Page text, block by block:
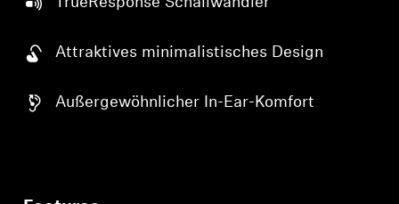
TrueResponse Schallwandler
Attraktives minimalistisches Design
Außergewöhnlicher In-Ear-Komfort